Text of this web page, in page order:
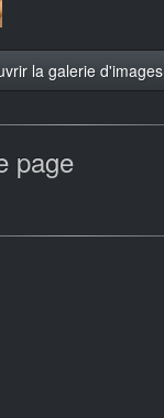
la galerie d'images
page